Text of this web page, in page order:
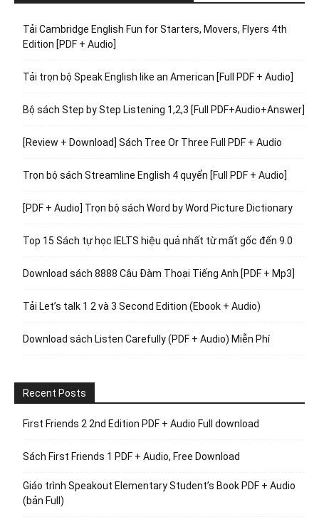
Tải Cambridge English Fun for Starters, Movers, Flyers 4th
Edition [PDF + Audio]
Tải trọn bộ Speak English like an American [Full PDF + Audio]
Bộ sách Step by Step Listening 1,2,3 [Full PDF+Audio+Answer]
[Review + Download] Sách Tree Or Three Full PDF + Audio
Trọn bộ sách Streamline English 4 quyển [Full PDF + Audio]
[PDF + Audio] Trọn bộ sách Word by Word Picture Dictionary
Top 15 Sách tự học IELTS hiệu quả nhất từ mất gốc đến 9.0
Download sách 8888 Câu Đàm Thoại Tiếng Anh [PDF + Mp3]
Tải Let’s talk 1 2 và 3 Second Edition (Ebook + Audio)
Download sách Listen Carefully (PDF + Audio) Miễn Phí
Recent Posts
First Friends 2 2nd Edition PDF + Audio Full download
Sách First Friends 1 PDF + Audio, Free Download
Giáo trình Speakout Elementary Student’s Book PDF + Audio
(bản Full)